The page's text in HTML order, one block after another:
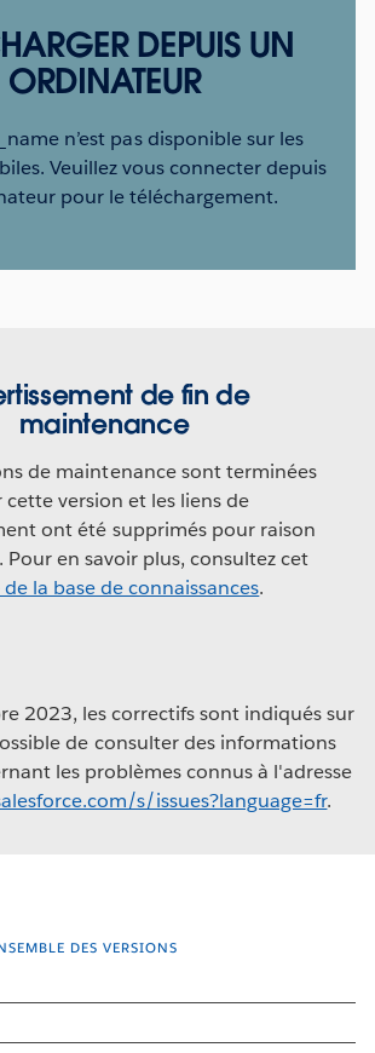
DEPUIS UN
ORDINATEUR
n’est pas disponible sur les
Veuillez vous connecter depuis
pour le téléchargement.
de fin de
maintenance
de maintenance sont terminées
cette version et les liens de
ont été supprimés pour raison
Pour en savoir plus, consultez cet
la base de connaissances.
2023, les correctifs sont indiqués sur
de consulter des informations
les problèmes connus à l'adresse
s/issues?language=fr.
DES VERSIONS